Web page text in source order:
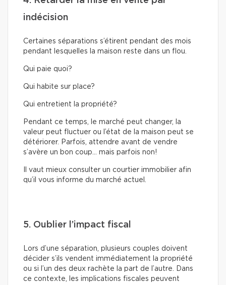
indécision
Certaines séparations s’étirent pendant des mois
pendant lesquelles la maison reste dans un flou.
Qui paie quoi?
Qui habite sur place?
Qui entretient la propriété?
Pendant ce temps, le marché peut changer, la
valeur peut fluctuer ou l’état de la maison peut se
détériorer. Parfois, attendre avant de vendre
s’avère un bon coup… mais parfois non!
Il vaut mieux consulter un courtier immobilier afin
qu’il vous informe du marché actuel.
5. Oublier l’impact fiscal
Lors d’une séparation, plusieurs couples doivent
décider s’ils vendent immédiatement la propriété
ou si l’un des deux rachète la part de l’autre. Dans
ce contexte, les implications fiscales peuvent